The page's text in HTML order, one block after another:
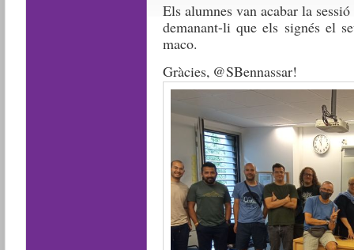
Els alumnes van acabar la
demanant-li que els signés el
maco.
Gràcies, @SBennassar!